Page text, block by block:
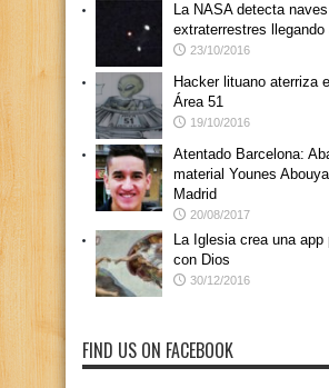
La NASA detecta naves
extraterrestres llegando
23/10/2016
Hacker lituano aterriza
Área 51
19/10/2016
Atentado Barcelona:
material Younes
Madrid
20/08/2017
La Iglesia crea una app
con Dios
30/12/2016
FIND US ON FACEBOOK